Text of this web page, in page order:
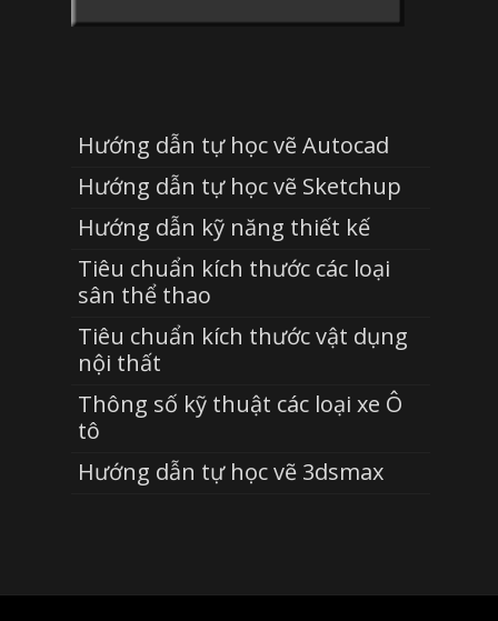
Hướng dẫn tự học vẽ Autocad
Hướng dẫn tự học vẽ Sketchup
Hướng dẫn kỹ năng thiết kế
Tiêu chuẩn kích thước các loại
sân thể thao
Tiêu chuẩn kích thước vật dụng
nội thất
Thông số kỹ thuật các loại xe Ô
tô
Hướng dẫn tự học vẽ 3dsmax